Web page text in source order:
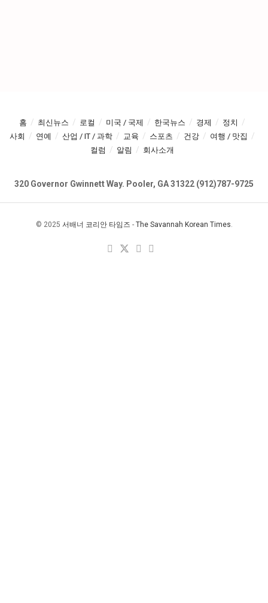
홈 최신뉴스 로컬 미국 / 국제 한국뉴스 경제
정치
사회
연예 산업 / IT / 과학 교육 스포츠 건강
여행 / 맛집
컬럼
알림 회사소개
320 Governor Gwinnett Way. Pooler, GA 31322 (912)787-9725
© 2025 서배너 코리안 타임즈 - The Savannah Korean Times